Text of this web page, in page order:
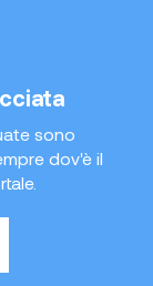
sono
dov'è il